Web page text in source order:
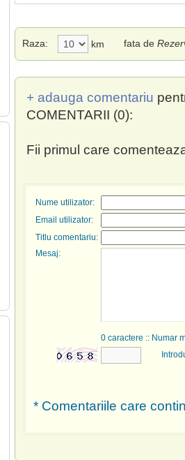
Raza: km fata de
+ adauga comentariu
COMENTARII (0):
Fii primul care
Nume utilizator:
Email utilizator:
Titlu comentariu:
Mesaj:
0 caractere :: Numar
* Comentariile care